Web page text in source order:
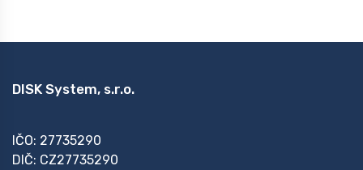
DISK System, s.r.o.
IČO: 27735290
DIČ: CZ27735290